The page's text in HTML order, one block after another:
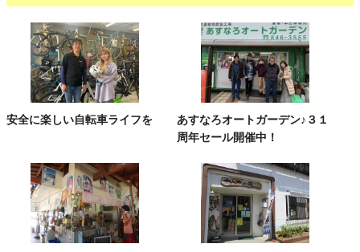
安全に楽しい自転車ライフを
あすなろオートガーデン♪３１
周年セール開催中！